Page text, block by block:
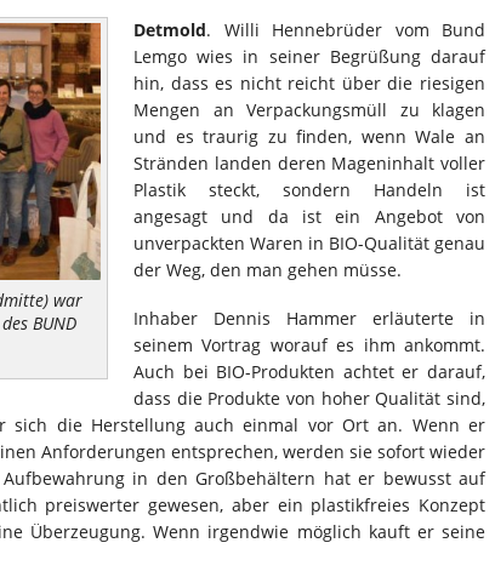
war
BUND
Detmold. Willi Hennebrüder vom Bund
Lemgo wies in seiner Begrüßung darauf
hin, dass es nicht reicht über die riesigen
Mengen an Verpackungsmüll zu klagen
und es traurig zu finden, wenn Wale an
Stränden landen deren Mageninhalt voller
Plastik steckt, sondern Handeln ist
angesagt und da ist ein Angebot von
unverpackten Waren in BIO-Qualität genau
der Weg, den man gehen müsse.
Inhaber Dennis Hammer erläuterte in
seinem Vortrag worauf es ihm ankommt.
Auch bei BIO-Produkten achtet er darauf,
dass die Produkte von hoher Qualität sind,
sich die Herstellung auch einmal vor Ort an. Wenn er
Anforderungen entsprechen, werden sie sofort wieder
in den Großbehältern hat er bewusst auf
preiswerter gewesen, aber ein plastikfreies Konzept
Überzeugung. Wenn irgendwie möglich kauft er seine